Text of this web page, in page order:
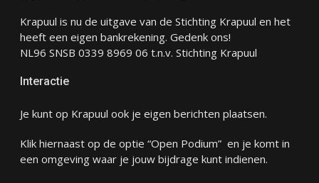
Krapuul is nu de uitgave van de Stichting Krapuul en het
heeft een eigen bankrekening. Gedenk ons!
NL96 SNSB 0339 8969 06 t.n.v. Stichting Krapuul
Interactie
Je kunt op Krapuul ook je eigen berichten plaatsen.
Klik hiernaast op de optie “Open Podium” en je komt in
een omgeving waar je jouw bijdrage kunt indienen.